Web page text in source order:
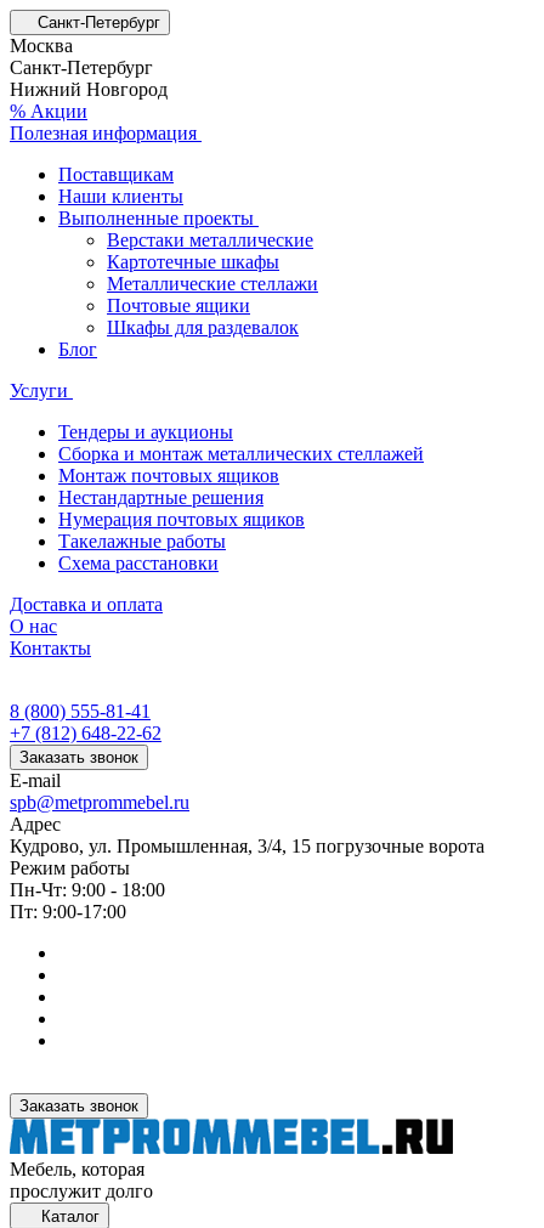
Санкт-Петербург
Москва
Санкт-Петербург
Нижний Новгород
% Акции
Полезная информация
Поставщикам
Наши клиенты
Выполненные проекты
Верстаки металлические
Картотечные шкафы
Металлические стеллажи
Почтовые ящики
Шкафы для раздевалок
Блог
Услуги
Тендеры и аукционы
Сборка и монтаж металлических стеллажей
Монтаж почтовых ящиков
Нестандартные решения
Нумерация почтовых ящиков
Такелажные работы
Схема расстановки
Доставка и оплата
О нас
Контакты
8 (800) 555-81-41
+7 (812) 648-22-62
Заказать звонок
E-mail
spb@metprommebel.ru
Адрес
Кудрово, ул. Промышленная, 3/4, 15 погрузочные ворота
Режим работы
Пн-Чт: 9:00 - 18:00
Пт: 9:00-17:00
Заказать звонок
Мебель, которая
прослужит долго
Каталог